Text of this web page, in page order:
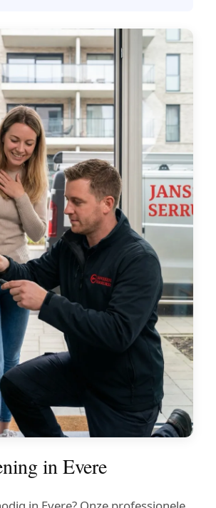
in Evere